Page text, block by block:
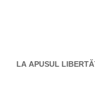
LA APUSUL